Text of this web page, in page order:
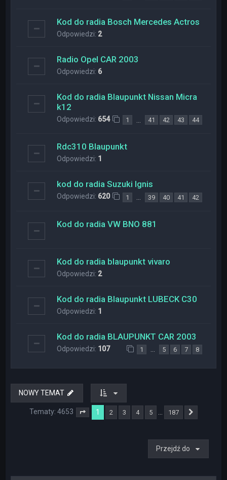
Kod do radia Bosch Mercedes Actros
Odpowiedzi: 2
Radio Opel CAR 2003
Odpowiedzi: 6
Kod do radia Blaupunkt Nissan Micra
k12
Odpowiedzi: 654 1 41 42 43 44
Rdc310 Blaupunkt
Odpowiedzi: 1
kod do radia Suzuki Ignis
Odpowiedzi: 620 1 39 40 41 42
Kod do radia VW BNO 881
Kod do radia blaupunkt vivaro
Odpowiedzi: 2
Kod do radia Blaupunkt LUBECK C30
Odpowiedzi: 1
Kod do radia BLAUPUNKT CAR 2003
Odpowiedzi: 107 1 5 6 7 8
NOWY TEMAT
Tematy: 4653 Strona 1z 187
1 2 3 4 5 … 187
Przejdź do